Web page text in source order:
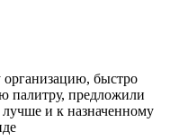
организацию, быстро
палитру, предложили
и к назначенному